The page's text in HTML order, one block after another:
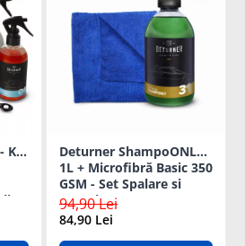
Kit
Deturner ShampoONLY
1L + Microfibră Basic 350
GSM - Set Spalare si
Intretinere auto
94,90 Lei
84,90 Lei